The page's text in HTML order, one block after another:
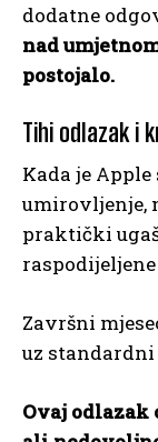
dodatne
nad
postojalo.
Tihi odlazak i
Kada je
umirovljenje,
praktički
Završni
uz
Ovaj odlazak